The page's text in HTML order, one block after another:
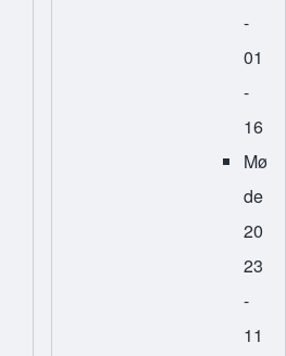
-
01
-
16
Mø
de
20
23
-
11